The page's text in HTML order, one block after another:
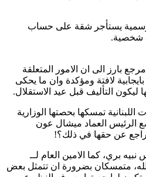
يستأجر شقة على حساب
شخصية.
بارز الى ان الامور المتعلقة
لافتة ومؤكدة وان ما يحكى
ليكون التأليف قبل عيد الاستقلال.
تمسكها بحصتها الوزارية
الرئيس العماد ميشال عون
عن حقها في ذلك؟!
بري، كما الامين العام لــ
متمسكان بضرورة ان تتمثل بعض